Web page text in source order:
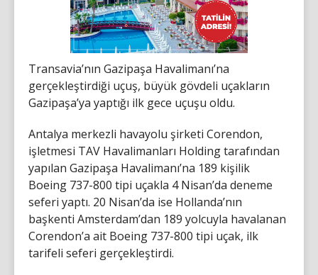
Transavia’nın Gazipaşa Havalimanı’na
gerçekleştirdiği uçuş, büyük gövdeli uçakların
Gazipaşa’ya yaptığı ilk gece uçuşu oldu.
Antalya merkezli havayolu şirketi Corendon,
işletmesi TAV Havalimanları Holding tarafından
yapılan Gazipaşa Havalimanı’na 189 kişilik
Boeing 737-800 tipi uçakla 4 Nisan’da deneme
seferi yaptı. 20 Nisan’da ise Hollanda’nın
başkenti Amsterdam’dan 189 yolcuyla havalanan
Corendon’a ait Boeing 737-800 tipi uçak, ilk
tarifeli seferi gerçekleştirdi.